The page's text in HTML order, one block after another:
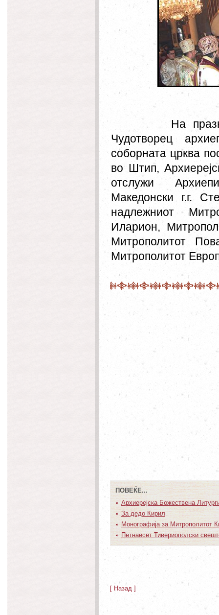
На
Чудотворец
соборната црква
во Штип,
отслужи
Македонски г.г.
надлежниот
Иларион,
Митрополитот
Митрополитот
ПОВЕЌЕ...
Архиерејска Божествена
За дедо Кирил
Монографија за Митрополитот
Петнаесет Тивериополски
[ Назад ]